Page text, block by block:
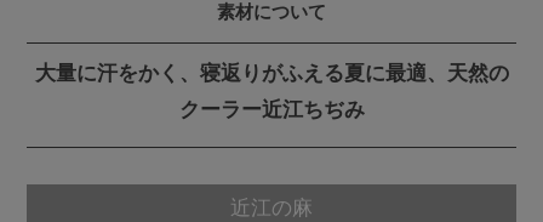
素材について
大量に汗をかく、寝返りがふえる夏に最適、天然の
クーラー近江ちぢみ
近江の麻